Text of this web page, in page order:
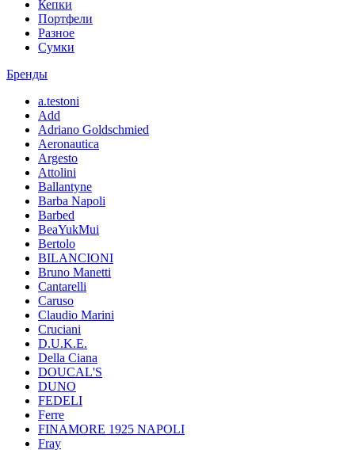
Кепки
Портфели
Разное
Сумки
Бренды
a.testoni
Add
Adriano Goldschmied
Aeronautica
Argesto
Attolini
Ballantyne
Barba Napoli
Barbed
BeaYukMui
Bertolo
BILANCIONI
Bruno Manetti
Cantarelli
Caruso
Claudio Marini
Cruciani
D.U.K.E.
Della Ciana
DOUCAL'S
DUNO
FEDELI
Ferre
FINAMORE 1925 NAPOLI
Fray